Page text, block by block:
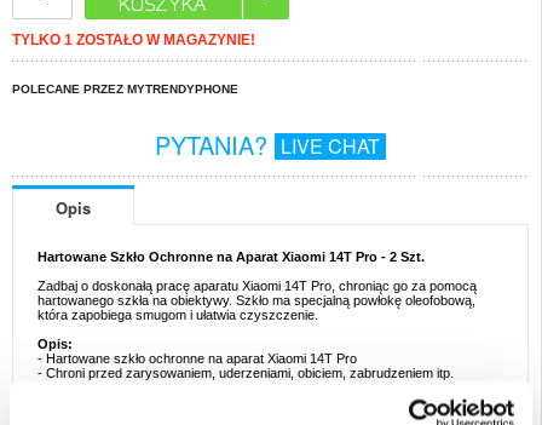
TYLKO 1 ZOSTAŁO W MAGAZYNIE!
POLECANE PRZEZ MYTRENDYPHONE
PYTANIA? LIVE CHAT
Opis
Hartowane Szkło Ochronne na Aparat Xiaomi 14T Pro - 2 Szt.
Zadbaj o doskonałą pracę aparatu Xiaomi 14T Pro, chroniąc go za pomocą
hartowanego szkła na obiektywy. Szkło ma specjalną powłokę oleofobową,
która zapobiega smugom i ułatwia czyszczenie.
Opis:
- Hartowane szkło ochronne na aparat Xiaomi 14T Pro
- Chroni przed zarysowaniem, uderzeniami, obiciem, zabrudzeniem itp.